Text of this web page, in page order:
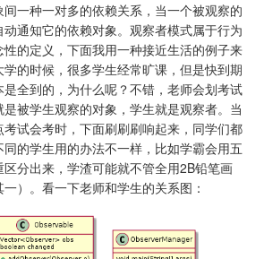
一种一对多的依赖关系，当一个被观察的
通知它的依赖对象。观察者模式属于行为
的定义，下面我用一种接近生活的例子来
的时候，很多学生经常旷课，但是快到期
全到的，为什么呢？不错，老师会划考试
被学生观察的对象，学生就是观察者。当
试会考时，下面刷刷刷响起来，同学们都
的学生用的办法不一样，比如学霸会用五
分出来，学渣可能就不管全用2B铅笔画
一）。看一下老师和学生的关系图：